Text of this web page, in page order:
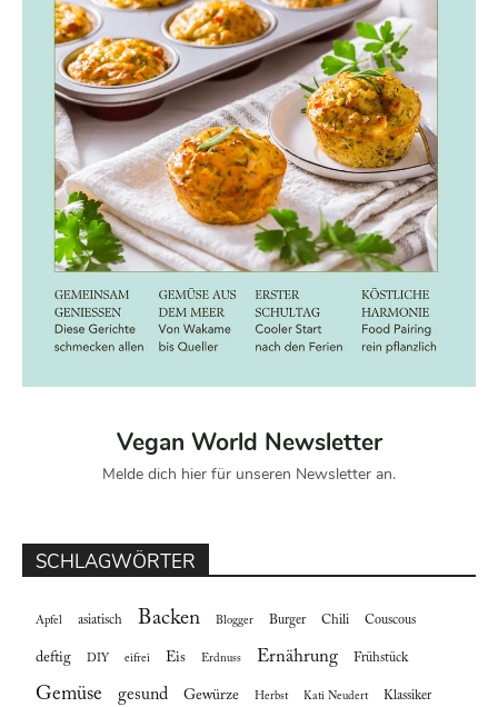
Vegan World Newsletter
Melde dich hier für unseren Newsletter an.
SCHLAGWÖRTER
Apfel asiatisch Backen Blogger Burger Chili Couscous
deftig DIY eifrei Eis Erdnuss Ernährung Frühstück
Gemüse gesund Gewürze Herbst Kati Neudert Klassiker